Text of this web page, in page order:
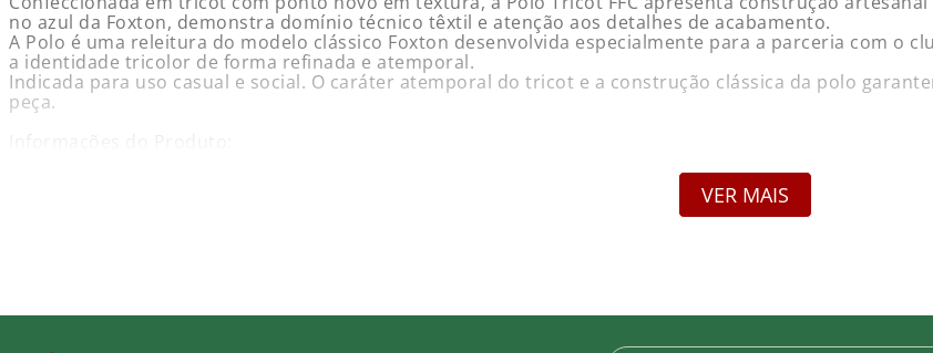
no azul da Foxton, demonstra domínio técnico têxtil e atenção aos detalhes de acabamento.
A Polo é uma releitura do modelo clássico Foxton desenvolvida especialmente para a parceria com o
a identidade tricolor de forma refinada e atemporal.
Indicada para uso casual e social. O caráter atemporal do tricot e a construção clássica da polo
peça.
Tamanho - Tórax
VER MAIS